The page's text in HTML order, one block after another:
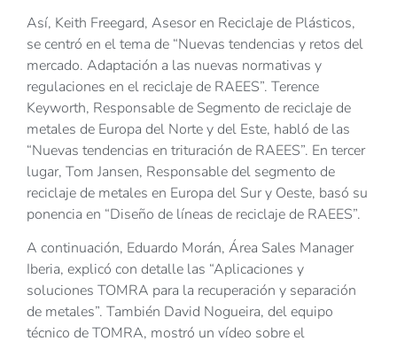
Así, Keith Freegard, Asesor en Reciclaje de Plásticos,
se centró en el tema de “Nuevas tendencias y retos del
mercado. Adaptación a las nuevas normativas y
regulaciones en el reciclaje de RAEES”. Terence
Keyworth, Responsable de Segmento de reciclaje de
metales de Europa del Norte y del Este, habló de las
“Nuevas tendencias en trituración de RAEES”. En tercer
lugar, Tom Jansen, Responsable del segmento de
reciclaje de metales en Europa del Sur y Oeste, basó su
ponencia en “Diseño de líneas de reciclaje de RAEES”.
A continuación, Eduardo Morán, Área Sales Manager
Iberia, explicó con detalle las “Aplicaciones y
soluciones TOMRA para la recuperación y separación
de metales”. También David Nogueira, del equipo
técnico de TOMRA, mostró un vídeo sobre el